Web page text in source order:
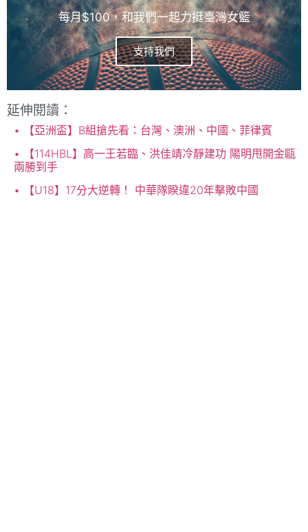
每月$100，和我們一起力挺臺灣女籃
支持我們
延伸閱讀：
【亞洲盃】B組搶先看：台灣、澳洲、中國、菲律賓
【114HBL】高一王若臨、洪佳靖冷靜建功 陽明甩開金甌
兩勝到手
【U18】17分大逆轉！ 中華隊睽違20年擊敗中國